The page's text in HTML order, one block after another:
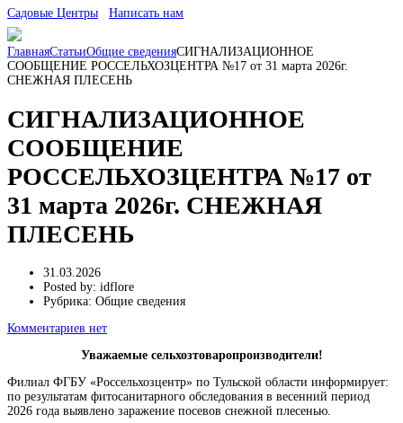
Cадовые Центры
Написать нам
ГлавнаяСтатьиОбщие сведенияСИГНАЛИЗАЦИОННОЕ
СООБЩЕНИЕ РОССЕЛЬХОЗЦЕНТРА №17 от 31 марта 2026г.
СНЕЖНАЯ ПЛЕСЕНЬ
СИГНАЛИЗАЦИОННОЕ
СООБЩЕНИЕ
РОССЕЛЬХОЗЦЕНТРА №17 от
31 марта 2026г. СНЕЖНАЯ
ПЛЕСЕНЬ
31.03.2026
Posted by: idflore
Рубрика: Общие сведения
Комментариев нет
Уважаемые сельхозтоваропроизводители!
Филиал ФГБУ «Россельхозцентр» по Тульской области информирует:
по результатам фитосанитарного обследования в весенний период
2026 года выявлено заражение посевов снежной плесенью.